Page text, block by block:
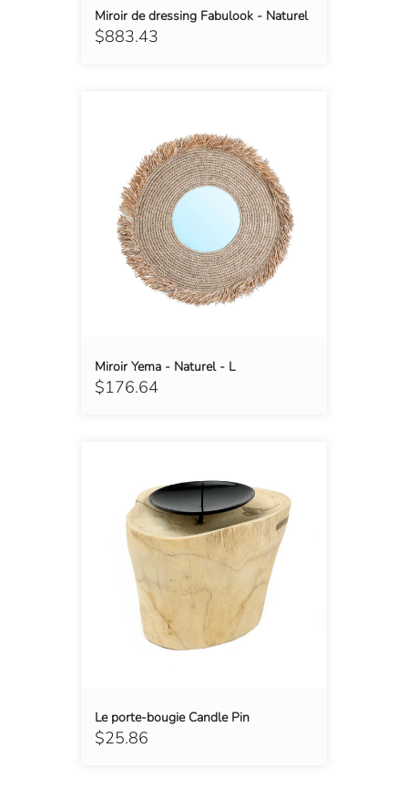
$883.43
Miroir de dressing Fabulook - Naturel
$176.64
Miroir Yema - Naturel - L
$25.86
Le porte-bougie Candle Pin